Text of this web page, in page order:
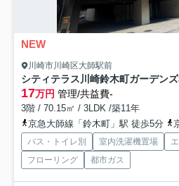
NEW
川崎市川崎区大師駅前
シティテラス川崎鈴木町ガーデンズ
17万円 管理/共益費-
3階 / 70.15㎡ / 3LDK /築11年
京急大師線「鈴木町」駅 徒歩5分
バス・トイレ別 室内洗濯機置場
フローリング
都市ガス